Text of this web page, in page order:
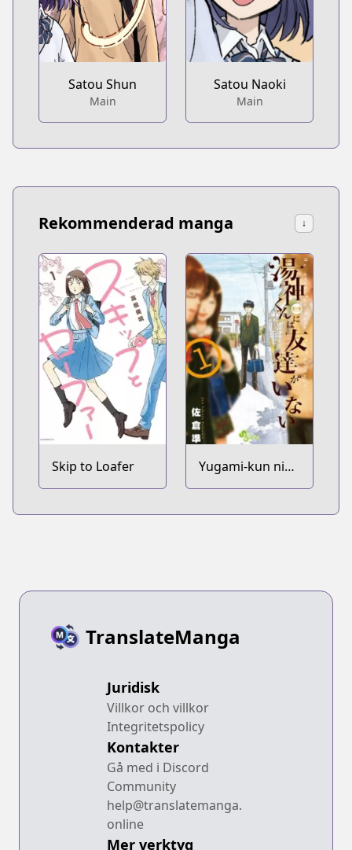
Satou Shun
Main
Satou Naoki
Main
Rekommenderad manga ↓
Skip to Loafer
Yugami-kun ni
wa Tomodachi
TranslateManga
Juridisk
Villkor och villkor
Integritetspolicy
Kontakter
Gå med i Discord
Community
help@translatemanga.
online
Mer verktyg